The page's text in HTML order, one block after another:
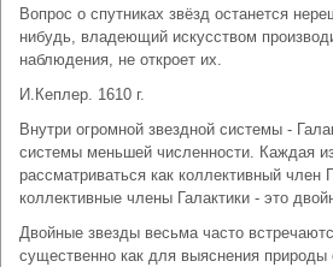
Вопрос о спутниках звёзд останется
нибудь, владеющий искусством
наблюдения, не откроет их.
И.Кеплер. 1610 г.
Внутри огромной звездной системы -
системы меньшей численности. Каждая
рассматриваться как коллективный член
коллективные члены Галактики - это
Двойные звезды весьма часто
существенно как для выяснения природы